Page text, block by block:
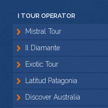
I TOUR OPERATOR
Mistral Tour
Il Diamante
Exotic Tour
Latitud Patagonia
Discover Australia